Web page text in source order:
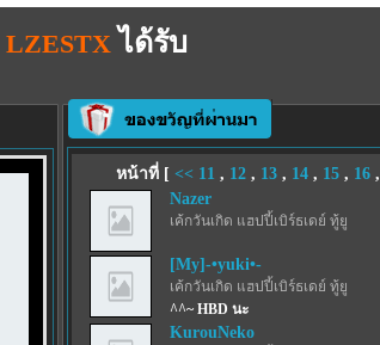
LZESTX ได้รับ
หน้าที่ [ << 11 , 12, 13, 14, 15, 16,
Nazer
เค้กวันเกิด แฮปปี้เบิร์ธเดย์ ทู้ยู
[My]-•yuki•-
เค้กวันเกิด แฮปปี้เบิร์ธเดย์ ทู้ยู
^^~ HBD นะ
KurouNeko